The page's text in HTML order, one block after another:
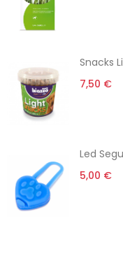
Snacks
7,50 €
Led
5,00 €